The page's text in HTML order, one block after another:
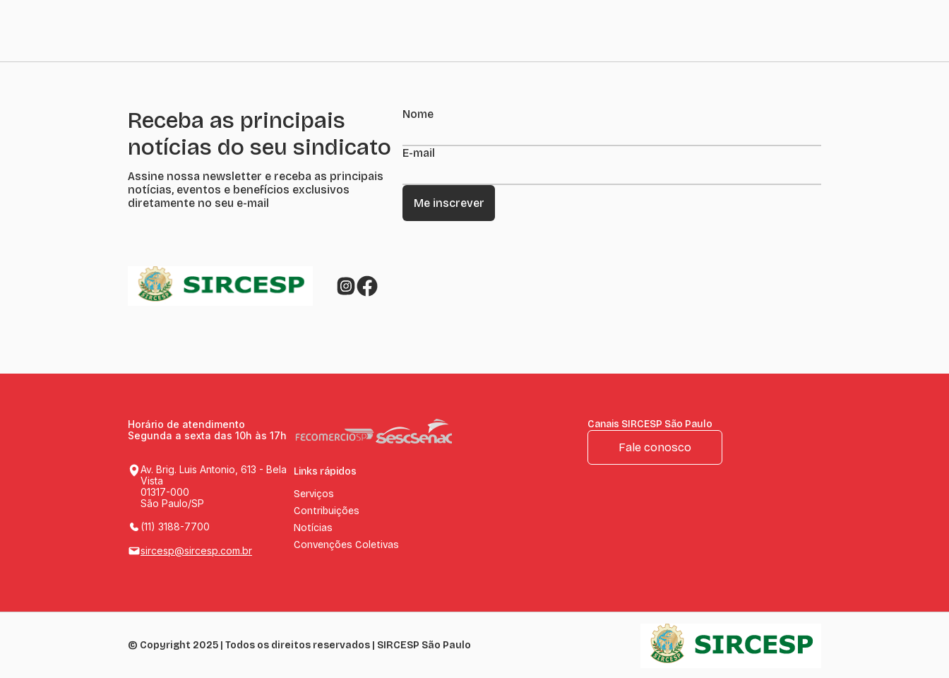
Receba as principais
notícias do seu sindicato
Assine nossa newsletter e receba as principais
notícias, eventos e benefícios exclusivos
diretamente no seu e-mail
Nome
E-mail
Horário de atendimento
Segunda a sexta das 10h às 17h
Av. Brig. Luis Antonio, 613 - Bela
Vista
01317-000
São Paulo/SP
(11) 3188-7700
sircesp@sircesp.com.br
Links rápidos
Serviços
Contribuições
Notícias
Convenções Coletivas
Canais SIRCESP São Paulo
Fale conosco
© Copyright 2025 | Todos os direitos reservados | SIRCESP São Paulo